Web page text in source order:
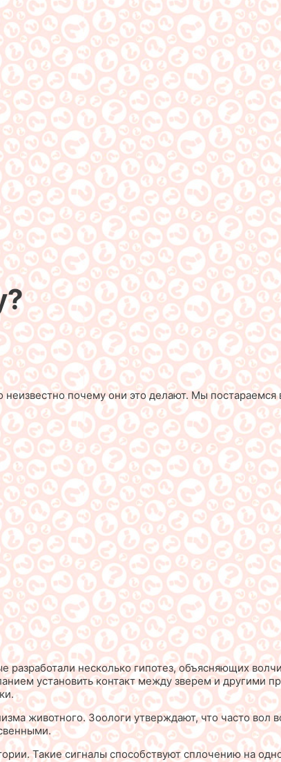
почему они это делают. Мы постараемся
разработали несколько гипотез, объясняющих
установить контакт между зверем и другими
животного. Зоологи утверждают, что часто
Такие сигналы способствуют сплочению на